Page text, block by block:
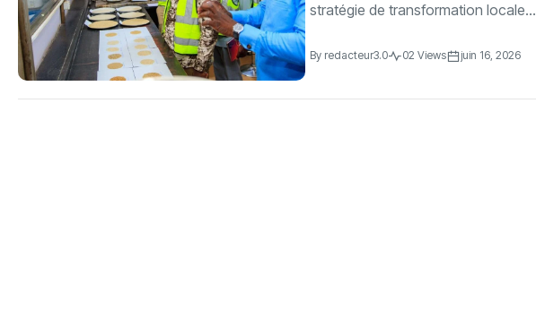
stratégie de transformation locale...
By redacteur3.0 02 Views juin 16, 2026